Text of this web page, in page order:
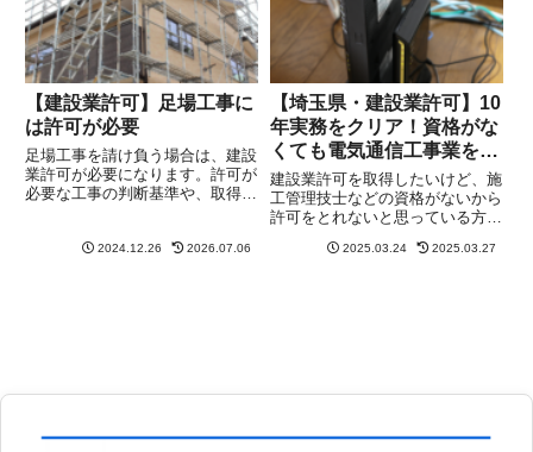
【建設業許可】足場工事に
は許可が必要
足場工事を請け負う場合は、建設
業許可が必要になります。許可が
必要な工事の判断基準や、取得に
2024.12.26 2026.07.06
【埼玉県・建設業許可】10
年実務をクリア！資格がな
くても電気通信工事業を取
得した事例をご紹介
建設業許可を取得したいけど、施
工管理技士などの資格がないから
許可をとれないと思っている方も
は、特別な資格がなくても、許可
2025.03.24 2025.03.27